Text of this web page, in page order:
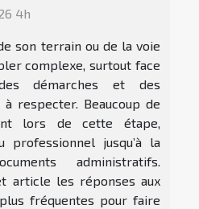
4h
son terrain ou de la voie
complexe, surtout face
démarches et des
respecter. Beaucoup de
lors de cette étape,
professionnel jusqu’à la
administratifs.
article les réponses aux
fréquentes pour faire